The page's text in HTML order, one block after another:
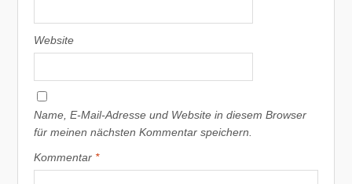
Website
Name, E-Mail-Adresse und Website in diesem Browser
für meinen nächsten Kommentar speichern.
Kommentar *